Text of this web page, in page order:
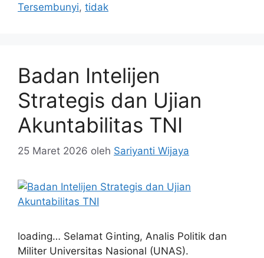
Tersembunyi, tidak
Badan Intelijen
Strategis dan Ujian
Akuntabilitas TNI
25 Maret 2026 oleh Sariyanti Wijaya
loading… Selamat Ginting, Analis Politik dan
Militer Universitas Nasional (UNAS).